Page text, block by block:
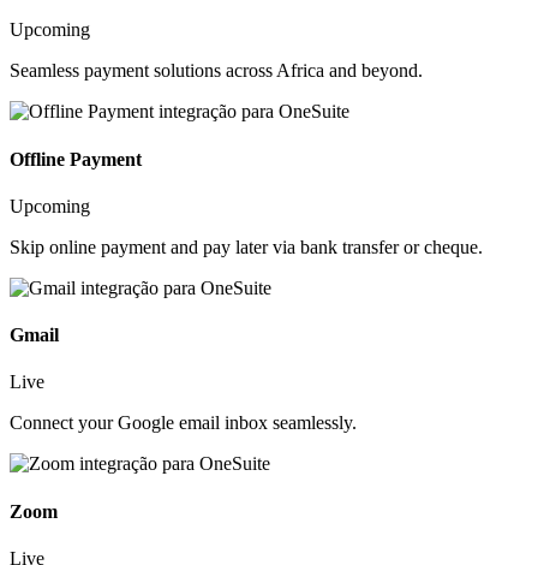
Upcoming
Seamless payment solutions across Africa and beyond.
Offline Payment
Upcoming
Skip online payment and pay later via bank transfer or cheque.
Gmail
Live
Connect your Google email inbox seamlessly.
Zoom
Live